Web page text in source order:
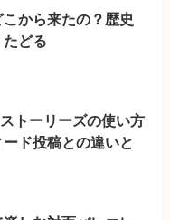
から来たの？歴史
どる
トーリーズの使い方
ード投稿との違いと